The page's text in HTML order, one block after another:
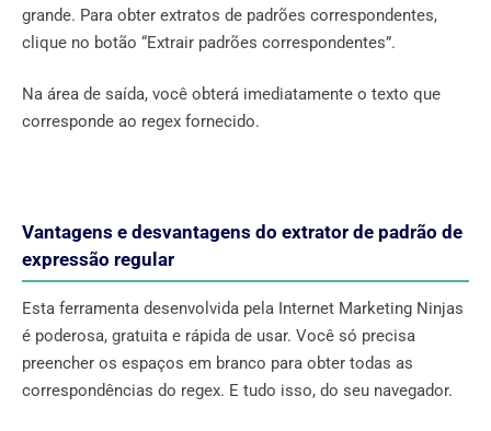
grande. Para obter extratos de padrões correspondentes,
clique no botão “Extrair padrões correspondentes”.
Na área de saída, você obterá imediatamente o texto que
corresponde ao regex fornecido.
Vantagens e desvantagens do extrator de padrão de
expressão regular
Esta ferramenta desenvolvida pela Internet Marketing Ninjas
é poderosa, gratuita e rápida de usar. Você só precisa
preencher os espaços em branco para obter todas as
correspondências do regex. E tudo isso, do seu navegador.